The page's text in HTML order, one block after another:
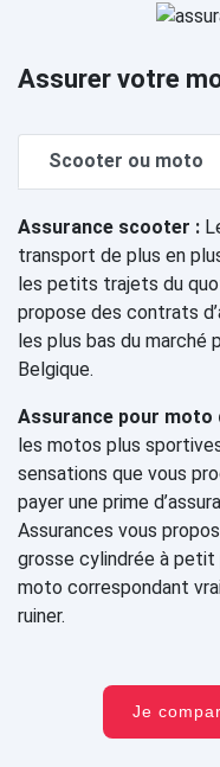
Assurer votre
Scooter ou moto
Assurance scooter :
transport de plus en
les petits trajets du
propose des contrats
les plus bas du marché
Belgique.
Assurance pour moto
les motos plus
sensations que vous
payer une prime
Assurances vous
grosse cylindrée à petit
moto correspondant
ruiner.
Je